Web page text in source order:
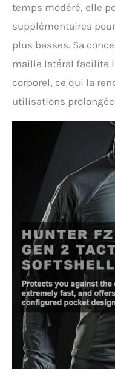
temps modéré, elle
supplémentaires
plus basses. Sa
maille latéral facilite
corporel, ce qui la
utilisations